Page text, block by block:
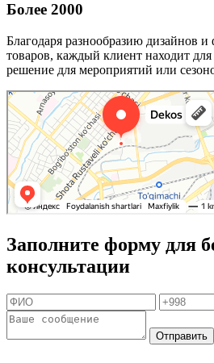
Более 2000
Благодаря разнообразию дизайнов
товаров, каждый клиент находит
решение для мероприятий или
Заполните форму для
консультации
Отправить